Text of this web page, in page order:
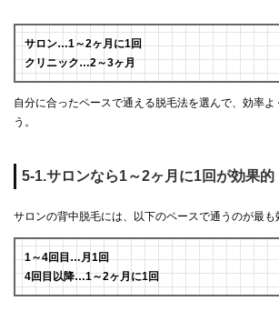
サロン…1～2ヶ月に1回
クリニック…2～3ヶ月
自分に合ったペースで通える脱毛法を選んで、効率よ
う。
5-1.サロンなら1～2ヶ月に1回が効果的
サロンの背中脱毛には、以下のペースで通うのが最も
1～4回目…月1回
4回目以降…1～2ヶ月に1回